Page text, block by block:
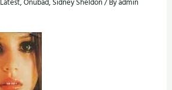
Latest,Onubad, Sidney Sheldon/ Byadmin